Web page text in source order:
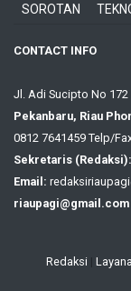
SOROTAN
CONTACT INFO
Jl. Adi Sucipto No 172
Pekanbaru, Riau
0812 7641459 Telp/
Sekretaris (Redaksi):
Email:
riaupagi@gmail.com
Redaksi